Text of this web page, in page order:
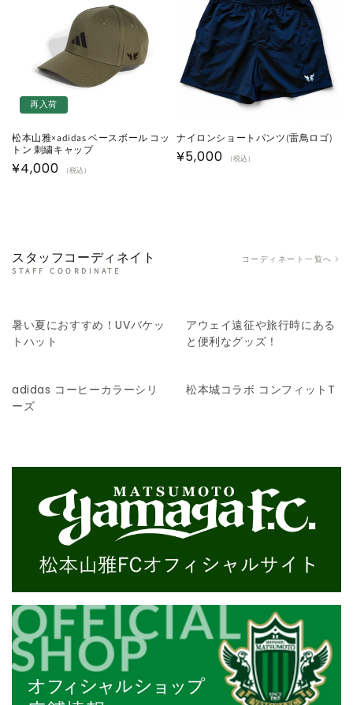
再入荷
松本山雅×adidas ベースボール コッ
トン 刺繍キャップ
通
¥4,000 （税込）
ナイロンショートパンツ(雷鳥ロゴ)
通
¥5,000 （税込）
スタッフコーディネイト
STAFF COORDINATE
コーディネート一覧へ
暑い夏におすすめ！UVバケッ
トハット
アウェイ遠征や旅行時にある
と便利なグッズ！
adidas コーヒーカラーシリ
ーズ
松本城コラボ コンフィットT